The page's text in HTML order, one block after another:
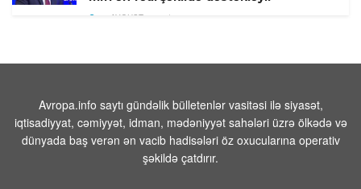
08 AVQUST 2026 / 11:58
maddə ələ keçirilib
Tehranın buna münasibət bildirmə və
lazım gələrsə, üzr də istəməılidir
08 AVQUST 2026 / 11:19 5
Avropa.info saytı gündəlik bülletenlər vasitəsi ilə siyasət,
iqtisadiyyat, cəmiyyət, idman, mədəniyyət sahələri üzrə ölkədə və
dünyada baş verən ən vacib hadisələri öz oxucularına operativ
şəkildə çatdırır.